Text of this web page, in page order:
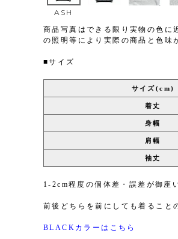
ASH
商品写真はできる限り実物の色に
の照明等により実際の商品と色味
■サイズ
サイズ(cm)
着丈
身幅
肩幅
袖丈
1-2cm程度の個体差・誤差が御座
前後どちらを前にしても着ること
BLACKカラーはこちら